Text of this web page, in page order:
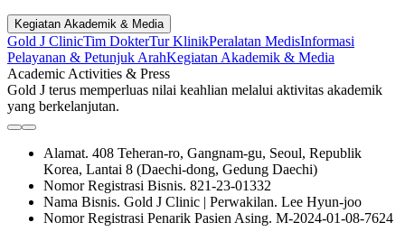
Kegiatan Akademik & Media
Gold J ClinicTim DokterTur KlinikPeralatan MedisInformasi
Pelayanan & Petunjuk ArahKegiatan Akademik & Media
Academic Activities & Press
Gold J terus memperluas nilai keahlian melalui aktivitas akademik
yang berkelanjutan.
Alamat. 408 Teheran-ro, Gangnam-gu, Seoul, Republik
Korea, Lantai 8 (Daechi-dong, Gedung Daechi)
Nomor Registrasi Bisnis. 821-23-01332
Nama Bisnis. Gold J Clinic | Perwakilan. Lee Hyun-joo
Nomor Registrasi Penarik Pasien Asing. M-2024-01-08-7624